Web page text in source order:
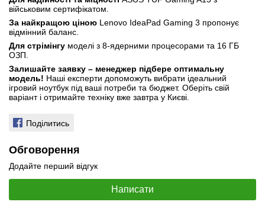
військовим сертифікатом.
За найкращою ціною Lenovo IdeaPad Gaming 3 пропонує
відмінний баланс.
Для стрімінгу моделі з 8-ядерними процесорами та 16 ГБ
ОЗП.
Залишайте заявку – менеджер підбере оптимальну
модель! Наші експерти допоможуть вибрати ідеальний
ігровий ноутбук під ваші потреби та бюджет. Оберіть свій
варіант і отримайте техніку вже завтра у Києві.
Поділитись
Обговорення
Додайте перший відгук
Написати